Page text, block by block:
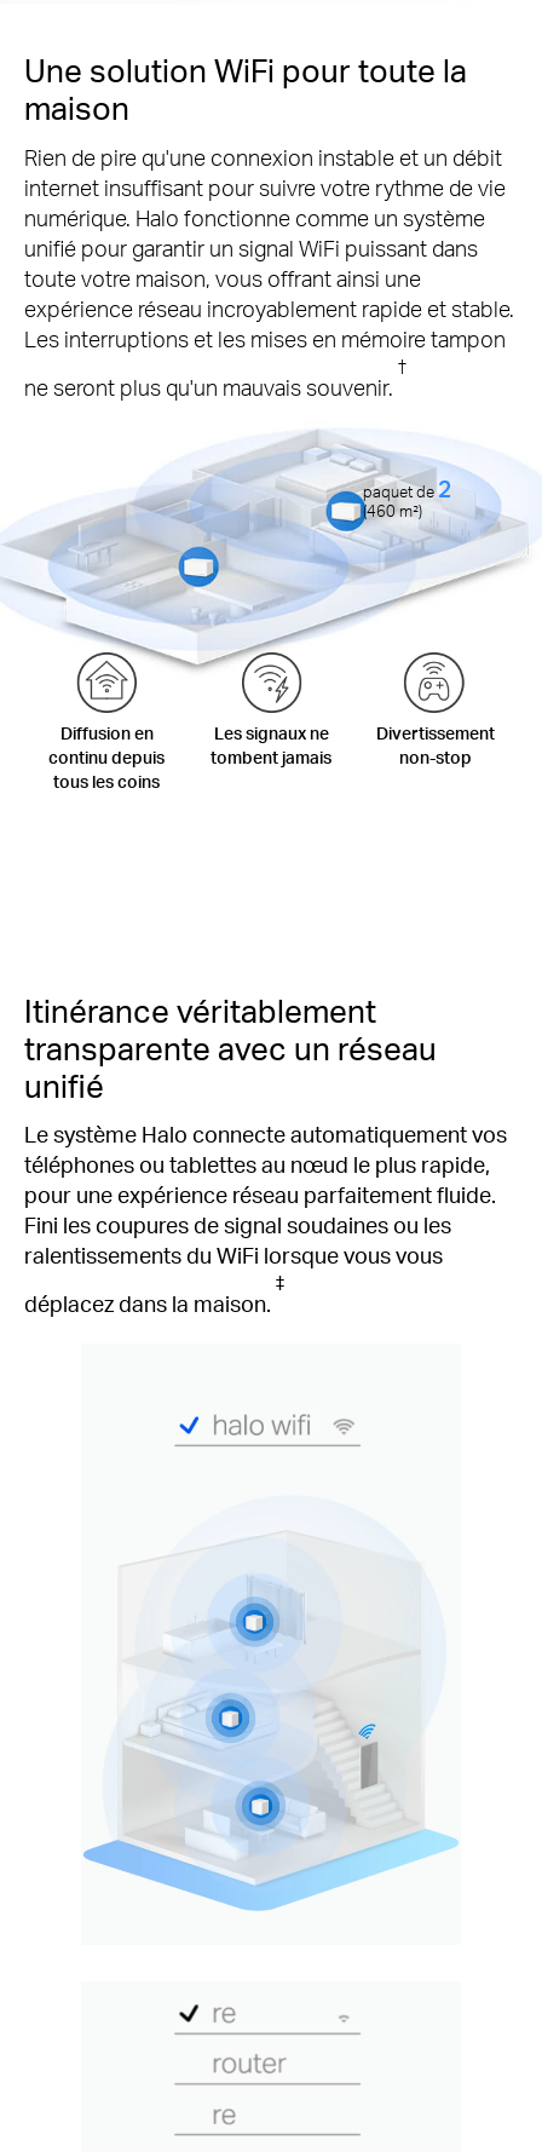
Une solution WiFi pour toute la
maison
Rien de pire qu'une connexion instable et un débit
internet insuffisant pour suivre votre rythme de vie
numérique. Halo fonctionne comme un système
unifié pour garantir un signal WiFi puissant dans
toute votre maison, vous offrant ainsi une
expérience réseau incroyablement rapide et stable.
Les interruptions et les mises en mémoire tampon
ne seront plus qu'un mauvais souvenir.
†
Diffusion en
continu depuis
tous les coins
Les signaux ne
tombent jamais
Divertissement
non-stop
paquet de2
(460m²)
Itinérance véritablement
transparente avec un réseau
unifié
Le système Halo connecte automatiquement vos
téléphones ou tablettes au nœud le plus rapide,
pour une expérience réseau parfaitement fluide.
Fini les coupures de signal soudaines ou les
ralentissements du WiFi lorsque vous vous
déplacez dans la maison.
‡